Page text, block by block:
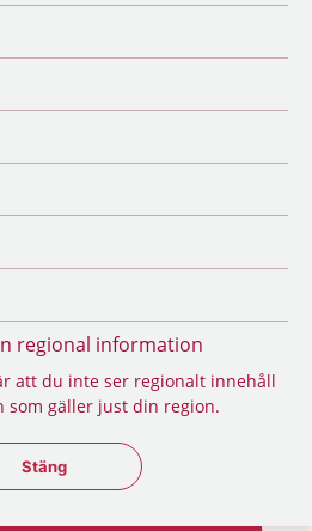
regional information
att du inte ser regionalt innehåll
som gäller just din region.
Stäng regionsväljaren
Stäng